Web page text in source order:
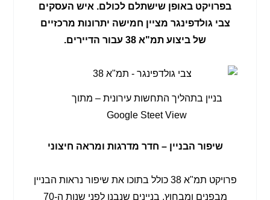
בפרויקט באופן שישתלם לכולם. איש העסקים
צבי גולדפינגר מציין חמישה יתרונות מרכזיים
של ביצוע תמ"א 38 עבור הדיירים.
בניין בתהליך התחשות עירונית – מתוך
Google Steet View
שיפור הבניין – חדר מדרגות ומראה חיצוני
פרויקט תמ"א 38 כולל בתוכו את שיפור נראות הבניין
מבפנים ומבחוץ. בניינים שנבנו לפני שנות ה-70